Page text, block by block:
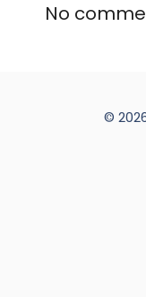
No
©